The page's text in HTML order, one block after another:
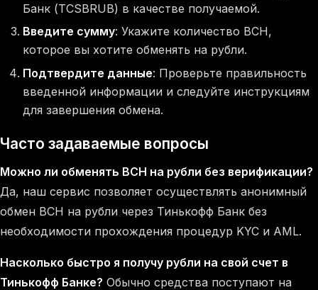
Банк (TCSBRUB) в качестве получаемой.
Введите сумму: Укажите количество BCH,
которое вы хотите обменять на рубли.
Подтвердите данные: Проверьте правильность
введенной информации и следуйте инструкциям
для завершения обмена.
Часто задаваемые вопросы
Можно ли обменять BCH на рубли без верификации?
Да, наш сервис позволяет осуществлять анонимный
обмен BCH на рубли через Тинькофф Банк без
необходимости прохождения процедур KYC и AML.
Насколько быстро я получу рубли на свой счет в
Тинькофф Банке? Обычно средства поступают на